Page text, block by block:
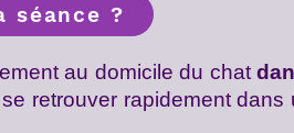
séance ?
au domicile du chat
retrouver rapidement